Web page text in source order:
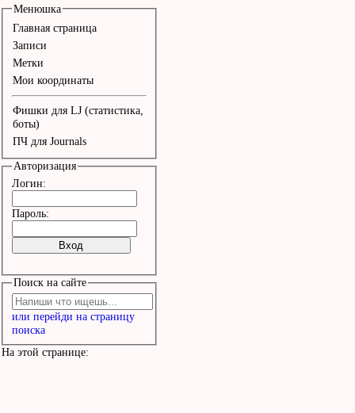
Менюшка
Главная страница
Записи
Метки
Мои координаты
Фишки для LJ (статистика,
боты)
ПЧ для Journals
Авторизация
Логин:
Пароль:
Поиск на сайте
или перейди на страницу
поиска
На этой странице: